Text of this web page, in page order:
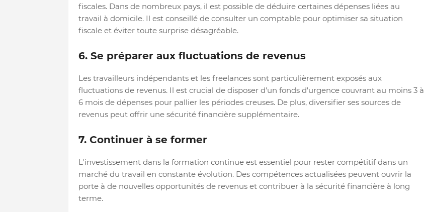
fiscales. Dans de nombreux pays, il est possible de déduire certaines dépenses liées au
travail à domicile. Il est conseillé de consulter un comptable pour optimiser sa situation
fiscale et éviter toute surprise désagréable.
6. Se préparer aux fluctuations de revenus
Les travailleurs indépendants et les freelances sont particulièrement exposés aux
fluctuations de revenus. Il est crucial de disposer d'un fonds d'urgence couvrant au moins 3 à
6 mois de dépenses pour pallier les périodes creuses. De plus, diversifier ses sources de
revenus peut offrir une sécurité financière supplémentaire.
7. Continuer à se former
L'investissement dans la formation continue est essentiel pour rester compétitif dans un
marché du travail en constante évolution. Des compétences actualisées peuvent ouvrir la
porte à de nouvelles opportunités de revenus et contribuer à la sécurité financière à long
terme.